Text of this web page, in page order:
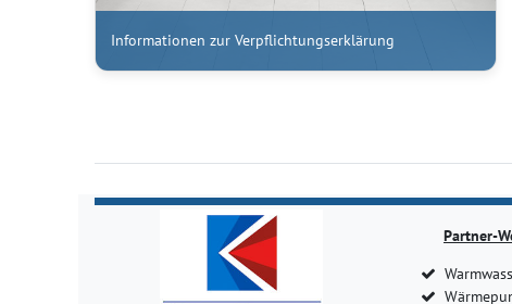
Informationen zur Verpflichtungserklärung
Partner-